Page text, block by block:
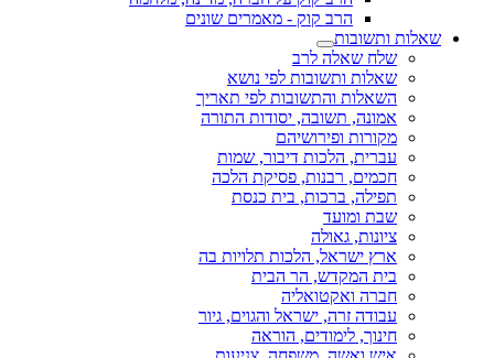
הרב קוק - מאמרים שונים
שאלות ותשובות
שלח שאלה לרב
שאלות ותשובות לפי נושא
השאלות והתשובות לפי תאריך
אמונה, תשובה, יסודות התורה
מקורות ופירושיהם
עברית, הלכות דיבור, שמות
חכמים, רבנות, פסיקת הלכה
תפילה, ברכות, בית כנסת
שבת ומועד
ציונות, גאולה
ארץ ישראל, הלכות תלויות בה
בית המקדש, הר הבית
חברה ואקטואליה
עבודה זרה, ישראל והגוים, גיור
חינוך, לימודים, הוראה